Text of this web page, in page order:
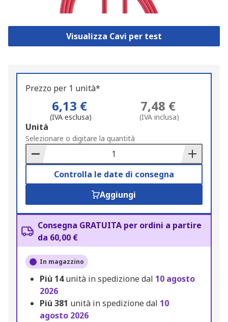
Visualizza Cavi per test
Prezzo per 1 unità*
6,13 €
(IVA esclusa)
7,48 €
(IVA inclusa)
Add
to
Basket
Unità
Selezionare o digitare la quantità
Controlla le date di consegna
Aggiungi
Consegna GRATUITA per ordini a partire
da 60,00 €
In magazzino
Più 14unità in spedizione dal 10 agosto
2026
Più 381 unità in spedizione dal 10
agosto 2026